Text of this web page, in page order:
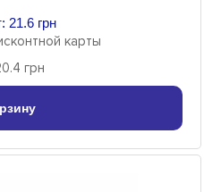
21.6 грн
карты
грн